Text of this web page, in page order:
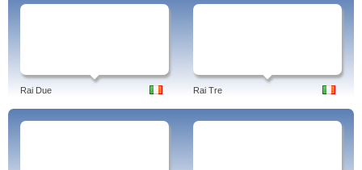
Rai Due Rai Tre